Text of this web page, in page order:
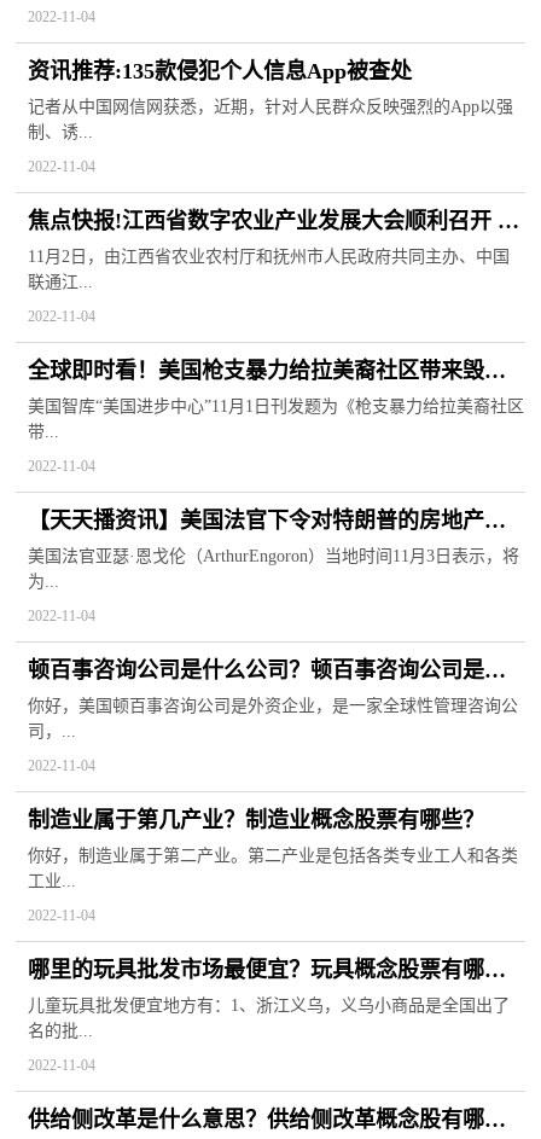
2022-11-04
资讯推荐:135款侵犯个人信息App被查处
记者从中国网信网获悉，近期，针对人民群众反映强烈的App以强
制、诱...
2022-11-04
焦点快报!江西省数字农业产业发展大会顺利召开 中
国联通（江西）数字农业农村研究院揭牌成立
11月2日，由江西省农业农村厅和抚州市人民政府共同主办、中国
联通江...
2022-11-04
全球即时看！美国枪支暴力给拉美裔社区带来毁灭
性影响 美智库批当地官员不作为
美国智库“美国进步中心”11月1日刊发题为《枪支暴力给拉美裔社区
带...
2022-11-04
【天天播资讯】美国法官下令对特朗普的房地产公
司进行外部监管
美国法官亚瑟·恩戈伦（ArthurEngoron）当地时间11月3日表示，将
为...
2022-11-04
顿百事咨询公司是什么公司？顿百事咨询公司是干
什么的？
你好，美国顿百事咨询公司是外资企业，是一家全球性管理咨询公
司，...
2022-11-04
制造业属于第几产业？制造业概念股票有哪些？
你好，制造业属于第二产业。第二产业是包括各类专业工人和各类
工业...
2022-11-04
哪里的玩具批发市场最便宜？玩具概念股票有哪
些？
儿童玩具批发便宜地方有：1、浙江义乌，义乌小商品是全国出了
名的批...
2022-11-04
供给侧改革是什么意思？供给侧改革概念股有哪